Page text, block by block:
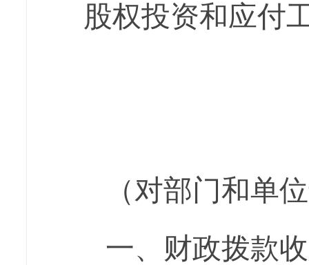
股权投资和应付
（对部门和单位
一、财政拨款